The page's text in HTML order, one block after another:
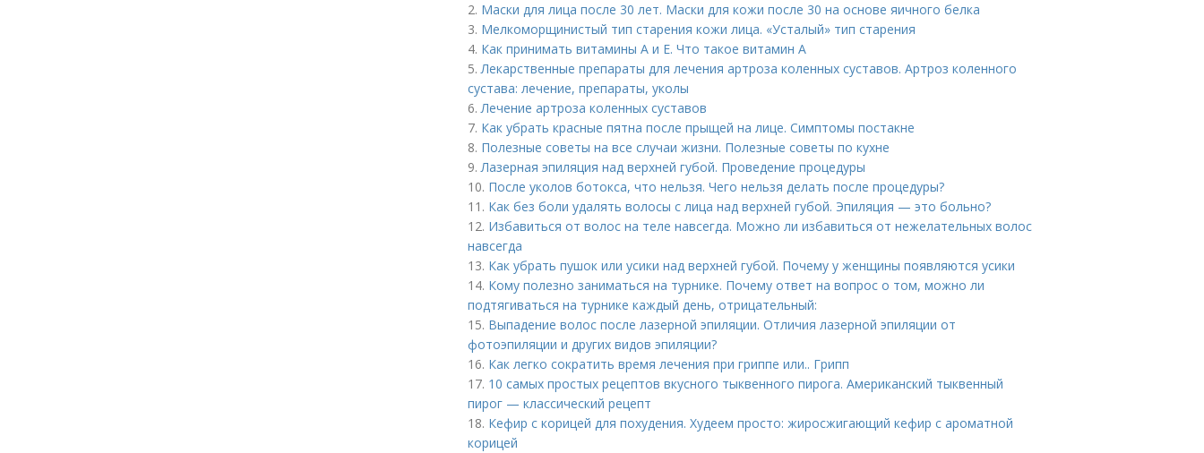
2. Маски для лица после 30 лет. Маски для кожи после 30 на основе яичного белка
3. Мелкоморщинистый тип старения кожи лица. «Усталый» тип старения
4. Как принимать витамины А и Е. Что такое витамин А
5.Лекарственные препараты для лечения артроза коленных суставов. Артроз коленного
сустава: лечение, препараты, уколы
6.Лечение артроза коленных суставов
7. Как убрать красные пятна после прыщей на лице. Симптомы постакне
8. Полезные советы на все случаи жизни. Полезные советы по кухне
9.Лазерная эпиляция над верхней губой. Проведение процедуры
10. После уколов ботокса, что нельзя. Чего нельзя делать после процедуры?
11. Как без боли удалять волосы с лица над верхней губой. Эпиляция — это больно?
12. Избавиться от волос на теле навсегда. Можно ли избавиться от нежелательных волос
навсегда
13. Как убрать пушок или усики над верхней губой. Почему у женщины появляются усики
14. Кому полезно заниматься на турнике. Почему ответ на вопрос о том, можно ли
подтягиваться на турнике каждый день, отрицательный:
15. Выпадение волос после лазерной эпиляции. Отличия лазерной эпиляции от
фотоэпиляции и других видов эпиляции?
16. Как легко сократить время лечения при гриппе или.. Грипп
17. 10 самых простых рецептов вкусного тыквенного пирога. Американский тыквенный
пирог — классический рецепт
18. Кефир с корицей для похудения. Худеем просто: жиросжигающий кефир с ароматной
корицей